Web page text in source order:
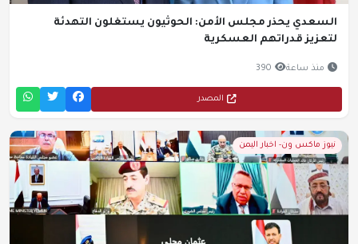
السعدي يحذر مجلس الأمن: الحوثيون يستغلون التهدئة
لتعزيز قدراتهم العسكرية
منذ ساعة 390
المصدر
نيوز ماكس ون- اخبار اليمن